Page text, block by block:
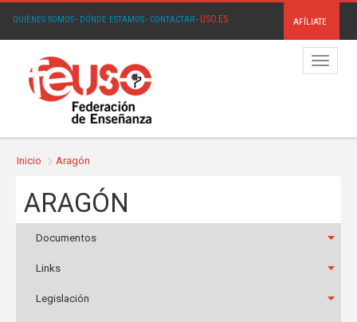
QUIÉNES SOMOS· DÓNDE ESTAMOS· CONTACTAR· USO.ES AFÍLIATE
Menú
Inicio Aragón
ARAGÓN
Documentos
Links
Legislación